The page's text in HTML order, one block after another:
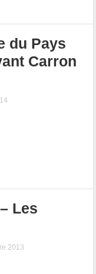
du Pays
Carron
Les
2013